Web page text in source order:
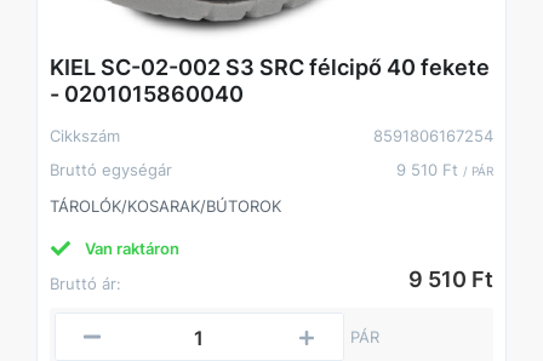
KIEL SC-02-002 S3 SRC félcipő 40 fekete
- 0201015860040
Cikkszám
8591806167254
Bruttó egységár
9 510 Ft / PÁR
TÁROLÓK/KOSARAK/BÚTOROK
Van raktáron
Bruttó ár:
9 510 Ft
PÁR